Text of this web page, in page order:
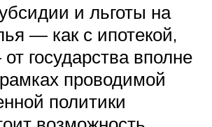
и льготы на
— как с ипотекой,
государства вполне
проводимой
политики